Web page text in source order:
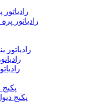
رادیاتور
رادیاتور
پکیج